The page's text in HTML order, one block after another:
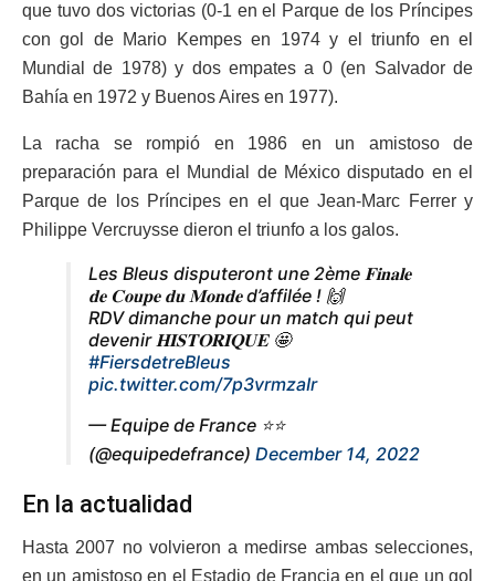
que tuvo dos victorias (0-1 en el Parque de los Príncipes
con gol de Mario Kempes en 1974 y el triunfo en el
Mundial de 1978) y dos empates a 0 (en Salvador de
Bahía en 1972 y Buenos Aires en 1977).
La racha se rompió en 1986 en un amistoso de
preparación para el Mundial de México disputado en el
Parque de los Príncipes en el que Jean-Marc Ferrer y
Philippe Vercruysse dieron el triunfo a los galos.
Les Bleus disputeront une 2ème 𝐅𝐢𝐧𝐚𝐥𝐞
𝐝𝐞 𝐂𝐨𝐮𝐩𝐞 𝐝𝐮 𝐌𝐨𝐧𝐝𝐞 d’affilée ! 🙌
RDV dimanche pour un match qui peut
devenir 𝐇𝐈𝐒𝐓𝐎𝐑𝐈𝐐𝐔𝐄 🤩
#FiersdetreBleus
pic.twitter.com/7p3vrmzaIr
— Equipe de France ⭐⭐
(@equipedefrance) December 14, 2022
En la actualidad
Hasta 2007 no volvieron a medirse ambas selecciones,
en un amistoso en el Estadio de Francia en el que un gol